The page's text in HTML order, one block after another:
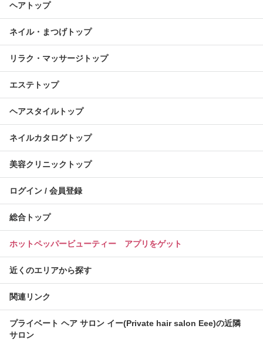
ヘアトップ
ネイル・まつげトップ
リラク・マッサージトップ
エステトップ
ヘアスタイルトップ
ネイルカタログトップ
美容クリニックトップ
ログイン / 会員登録
総合トップ
ホットペッパービューティー アプリをゲット
近くのエリアから探す
関連リンク
プライベート ヘア サロン イー(Private hair salon Eee)の近隣
サロン